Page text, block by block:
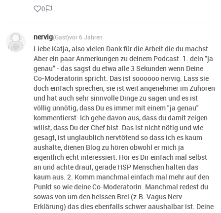
0
nervig(Gast)vor 6 Jahren
Liebe Katja, also vielen Dank für die Arbeit die du machst.
Aber ein paar Anmerkungen zu deinem Podcast: 1. dein "ja
genau" - das sagst du etwa alle 3 Sekunden wenn Deine
Co-Moderatorin spricht. Das ist soooooo nervig. Lass sie
doch einfach sprechen, sie ist weit angenehmer im Zuhören
und hat auch sehr sinnvolle Dinge zu sagen und es ist
völlig unnötig, dass Du es immer mit einem "ja genau"
kommentierst. Ich gehe davon aus, dass du damit zeigen
willst, dass Du der Chef bist. Das ist nicht nötig und wie
gesagt, ist unglaublich nervtötend so dass ich es kaum
aushalte, dienen Blog zu hören obwohl er mich ja
eigentlich echt interessiert. Hör es Dir einfach mal selbst
an und achte drauf, gerade HSP Menschen halten das
kaum aus. 2. Komm manchmal einfach mal mehr auf den
Punkt so wie deine Co-Moderatorin. Manchmal redest du
sowas von um den heissen Brei (z.B. Vagus Nerv
Erklärung) das dies ebenfalls schwer aaushalbar ist. Deine